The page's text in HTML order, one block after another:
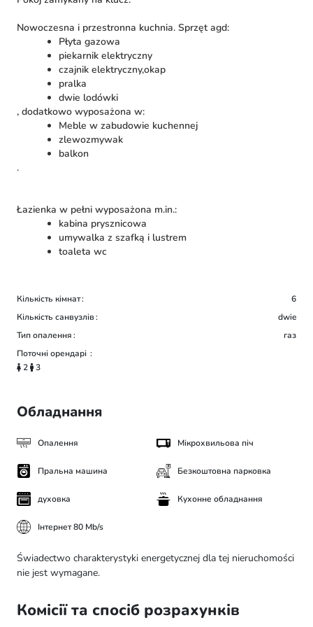
Nowoczesna i przestronna kuchnia. Sprzęt agd:
Płyta gazowa
piekarnik elektryczny
czajnik elektryczny,okap
pralka
dwie lodówki
, dodatkowo wyposażona w:
Meble w zabudowie kuchennej
zlewozmywak
balkon
.
Łazienka w pełni wyposażona m.in.:
kabina prysznicowa
umywalka z szafką i lustrem
toaleta wc
Кількість кімнат
6
Кількість санвузлів
dwie
Тип опалення
газ
Поточні орендарі
2
3
Обладнання
Опалення Мікрохвильова піч
Пральна машина Безкоштовна парковка
духовка Кухонне обладнання
Інтернет 80 Mb/s
Świadectwo charakterystyki energetycznej dla tej nieruchomości
nie jest wymagane.
Комісії та спосіб розрахунків